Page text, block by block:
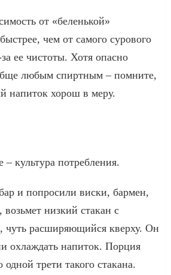
от «беленькой»
чем от самого сурового
ее чистоты. Хотя опасно
любым спиртным – помните,
напиток хорош в меру.
культура потребления.
и попросили виски, бармен,
низкий стакан с
чуть расширяющийся кверху. Он
охлаждать напиток. Порция
трети такого стакана.